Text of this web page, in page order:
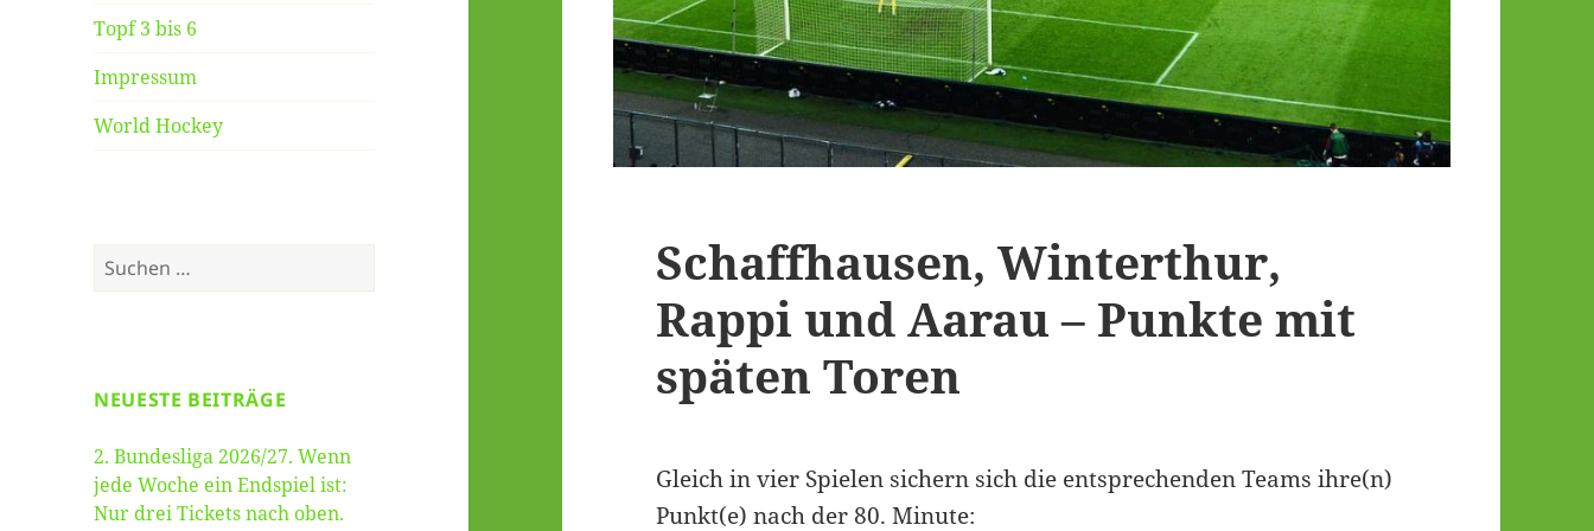
Topf 3 bis 6
Impressum
World Hockey
Suche
nach:
NEUESTE BEITRÄGE
2. Bundesliga 2026/27. Wenn
jede Woche ein Endspiel ist:
Nur drei Tickets nach oben.
Schaffhausen, Winterthur,
Rappi und Aarau – Punkte mit
späten Toren
Gleich in vier Spielen sichern sich die entsprechenden Teams ihre(n)
Punkt(e) nach der 80. Minute: